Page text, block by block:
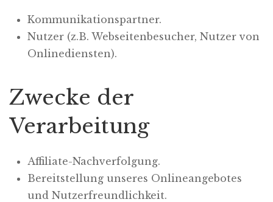
Kommunikationspartner.
Nutzer (z.B. Webseitenbesucher, Nutzer von
Onlinediensten).
Zwecke der
Verarbeitung
Affiliate-Nachverfolgung.
Bereitstellung unseres Onlineangebotes
und Nutzerfreundlichkeit.